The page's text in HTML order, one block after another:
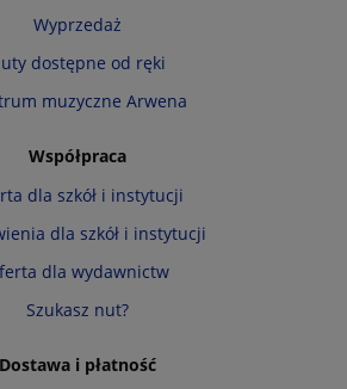
Wyprzedaż
dostępne od ręki
muzyczne Arwena
Współpraca
dla szkół i instytucji
dla szkół i instytucji
dla wydawnictw
Szukasz nut?
Dostawa i płatność